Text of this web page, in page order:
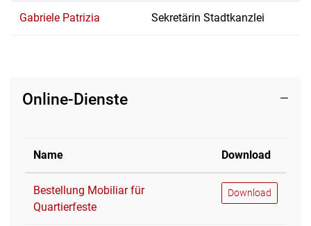
Gabriele Patrizia Sekretärin Stadtkanzlei
Online-Dienste
Name Download
Bestellung Mobiliar für
Quartierfeste
Bestellung
Download